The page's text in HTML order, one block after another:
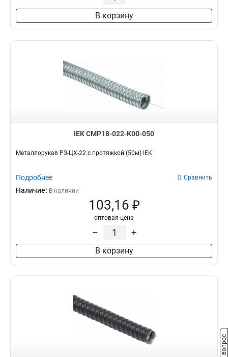
В корзину
IEK CMP18-022-K00-050
Металлорукав РЗ-ЦХ-22 с протяжкой (50м) IEK
Подробнее Сравнить
Наличие: В наличии
103,16 ₽
оптовая цена
– +
В корзину